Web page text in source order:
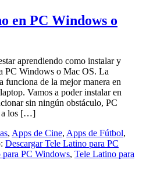
en PC Windows o
aprendiendo como instalar y
PC Windows o Mac OS. La
funciona de la mejor manera en
Vamos a poder instalar en
sin ningún obstáculo, PC
a los […]
, Apps de Cine, Apps de Fútbol,
Descargar Tele Latino para PC
PC Windows, Tele Latino para